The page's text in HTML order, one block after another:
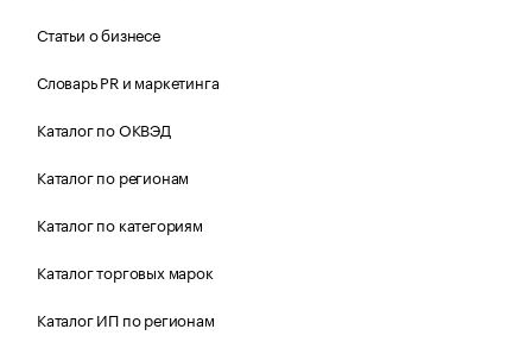
Статьи о бизнесе
Словарь PR и маркетинга
Каталог по ОКВЭД
Каталог по регионам
Каталог по категориям
Каталог торговых марок
Каталог ИП по регионам